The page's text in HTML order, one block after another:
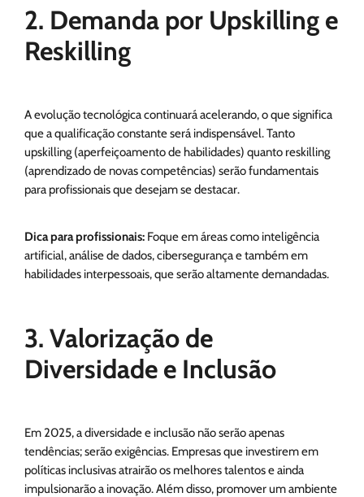
2. Demanda por Upskilling e
Reskilling
A evolução tecnológica continuará acelerando, o que significa
que a qualificação constante será indispensável. Tanto
upskilling (aperfeiçoamento de habilidades) quanto reskilling
(aprendizado de novas competências) serão fundamentais
para profissionais que desejam se destacar.
Dica para profissionais: Foque em áreas como inteligência
artificial, análise de dados, cibersegurança e também em
habilidades interpessoais, que serão altamente demandadas.
3. Valorização de
Diversidade e Inclusão
Em 2025, a diversidade e inclusão não serão apenas
tendências; serão exigências. Empresas que investirem em
políticas inclusivas atrairão os melhores talentos e ainda
impulsionarão a inovação. Além disso, promover um ambiente